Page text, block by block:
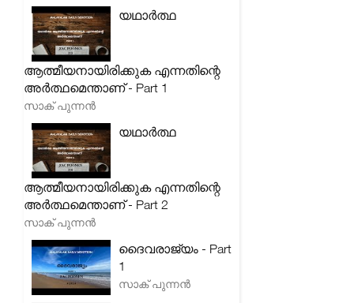
യഥാർത്ഥ
ആത്മീയനായിരിക്കുക എന്നതിന്റെ
അർത്ഥമെന്താണ് - Part 1
സാക് പുന്നൻ
യഥാർത്ഥ
ആത്മീയനായിരിക്കുക എന്നതിന്റെ
അർത്ഥമെന്താണ് - Part 2
സാക് പുന്നൻ
ദൈവരാജ്യം - Part
1
സാക് പുന്നൻ